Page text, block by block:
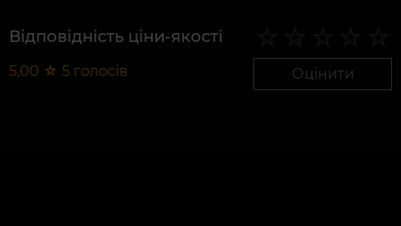
Відповідність ціни-якості
5,00 ☆ 5 голосів Оцінити